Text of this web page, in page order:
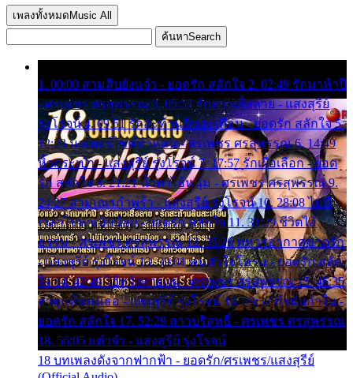
เพลงทั้งหมด Music All
ค้นหาSearch
1. 00:00 สามสิบยังแจ๋ว - ยอดรัก สลักใจ 2. 02:49 รักมาห้าปี
- ศรเพชร ศรสุพรรณ 3. 05:57 รักสาวเสื้อลาย - แสงสุรีย์
รุ่งโรจน์ 4. 09:51 รักสะท้านดินสะเทือน - ยอดรัก สลักใจ 5.
12:23 มอเตอร์ไซค์ทำหล่น - ศรเพชร ศรสุพรรณ 6. 14:49
หิ้วกระเป๋า - แสงสุรีย์ รุ่งโรจน์ 7. 17:57 รักเผื่อเลือก - ยอด
รัก สลักใจ 8. 21:21 น้ำตาไอ้หนุ่ม - ศรเพชร ศรสุพรรณ 9.
24:27 สามเณรกำพร้า - แสงสุรีย์ รุ่งโรจน์ 10. 28:08 ไม่มี
เวลาไปหาเมียน้อย - ยอดรัก สลักใจ 11. 31:29 ชีวิตไอ้
ธรรม - ศรเพชร ศรสุพรรณ 12. 35:26 ทหารอากาศขาดรัก
- แสงสุรีย์ รุ่งโรจน์ 13. 39:01 คนหัวใจโทรม - ยอดรัก สลัก
ใจ 14. 42:49 ไอ้หวังตายแน่ - ศรเพชร ศรสุพรรณ 15. 46:35
ธาตุแท้ของเธอ - แสงสุรีย์ รุ่งโรจน์ 16. 49:57 กำนันกำใน -
ยอดรัก สลักใจ 17. 52:29 สาวบริสุทธิ์ - ศรเพชร ศรสุพรรณ
18. 56:05 แต๋วจ๋า - แสงสุรีย์ รุ่งโรจน์
18 บทเพลงดังจากฟากฟ้า - ยอดรัก/ศรเพชร/แสงสุรีย์